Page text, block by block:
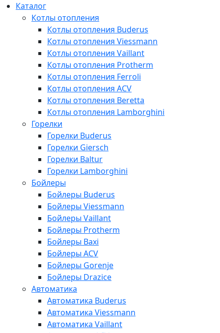
Каталог
Котлы отопления
Котлы отопления Buderus
Котлы отопления Viessmann
Котлы отопления Vaillant
Котлы отопления Protherm
Котлы отопления Ferroli
Котлы отопления ACV
Котлы отопления Beretta
Котлы отопления Lamborghini
Горелки
Горелки Buderus
Горелки Giersch
Горелки Baltur
Горелки Lamborghini
Бойлеры
Бойлеры Buderus
Бойлеры Viessmann
Бойлеры Vaillant
Бойлеры Protherm
Бойлеры Baxi
Бойлеры ACV
Бойлеры Gorenje
Бойлеры Drazice
Автоматика
Автоматика Buderus
Автоматика Viessmann
Автоматика Vaillant